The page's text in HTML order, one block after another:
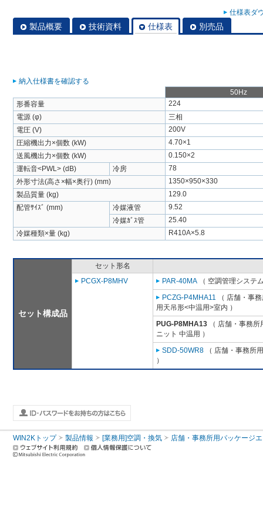
仕様表ダ
製品概要 技術資料 仕様表 別売品
納入仕様書を確認する
50Hz
形番容量
224
電源 (φ)
三相
電圧 (V)
200V
圧縮機出力×個数 (kW)
4.70×1
送風機出力×個数 (kW)
0.150×2
運転音<PWL> (dB)
冷房
78
外形寸法(高さ×幅×奥行) (mm)
1350×950×330
製品質量 (kg)
129.0
配管ｻｲｽﾞ (mm)
冷媒液管
9.52
冷媒ｶﾞｽ管
25.40
冷媒種類×量 (kg)
R410A×5.8
セット構成品
セット形名
PCGX-P8MHV
PAR-40MA （ 空調管理システ
PCZG-P4MHA11 （ 店舗・事
用天吊形<中温用>室内 ）
PUG-P8MHA13 （ 店舗・事務
ニット 中温用 ）
SDD-50WR8 （ 店舗・事務所
）
WIN2Kトップ 製品情報 [業務用]空調・換気 店舗・事務所用パッケージ